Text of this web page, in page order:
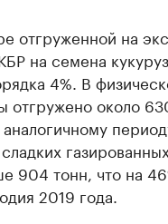
отгруженной на
на семена
4%. В
отгружено около
аналогичному
904 тонн, что на
2019 года.